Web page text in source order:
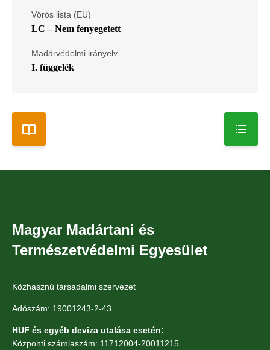
Vörös lista (EU)
LC – Nem fenyegetett
Madárvédelmi irányelv
I. függelék
Magyar Madártani és
Természetvédelmi Egyesület
Közhasznú társadalmi szervezet
Adószám: 19001243-2-43
HUF és egyéb deviza utalása esetén:
Központi számlaszám: 11712004-20011215